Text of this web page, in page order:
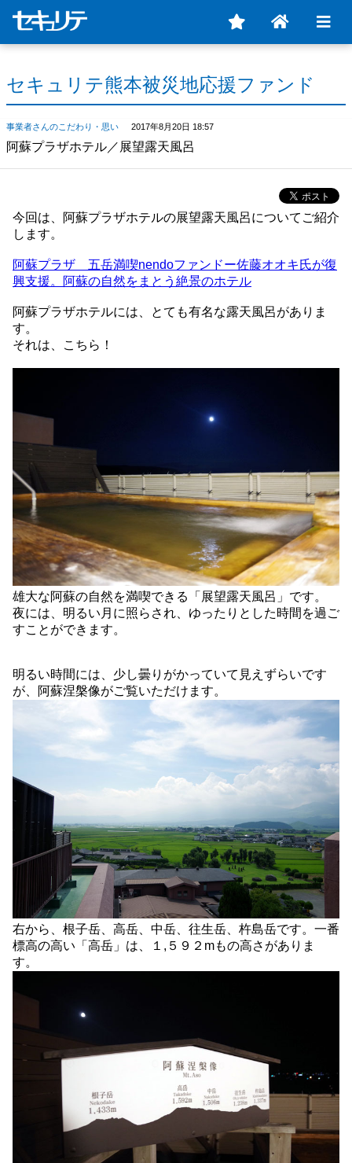
セキュリテ熊本被災地応援ファンド
事業者さんのこだわり・思い 2017年8月20日 18:57
阿蘇プラザホテル／展望露天風呂
今回は、阿蘇プラザホテルの展望露天風呂についてご紹介
します。
阿蘇プラザ 五岳満喫nendoファンドー佐藤オオキ氏が復
興支援。阿蘇の自然をまとう絶景のホテル
阿蘇プラザホテルには、とても有名な露天風呂がありま
す。
それは、こちら！
雄大な阿蘇の自然を満喫できる「展望露天風呂」です。
夜には、明るい月に照らされ、ゆったりとした時間を過ご
すことができます。
明るい時間には、少し曇りがかっていて見えずらいです
が、阿蘇涅槃像がご覧いただけます。
右から、根子岳、高岳、中岳、往生岳、杵島岳です。一番
標高の高い「高岳」は、１,５９２mもの高さがありま
す。